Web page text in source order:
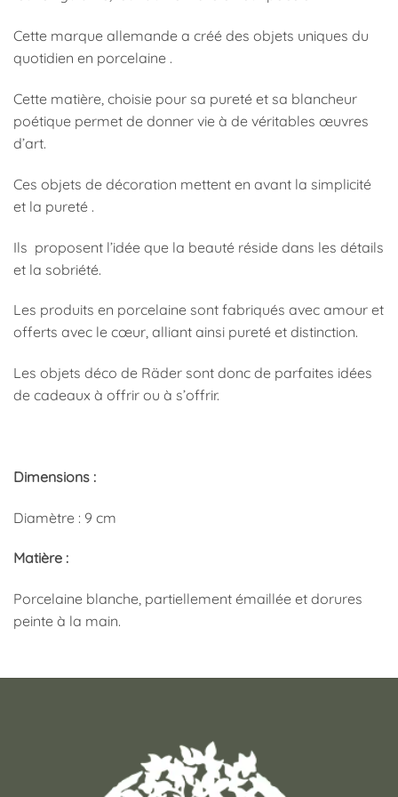
Cette marque allemande a créé des objets uniques du
quotidien en porcelaine .
Cette matière, choisie pour sa pureté et sa blancheur
poétique permet de donner vie à de véritables œuvres
d’art.
Ces objets de décoration mettent en avant la simplicité
et la pureté .
Ils proposent l’idée que la beauté réside dans les détails
et la sobriété.
Les produits en porcelaine sont fabriqués avec amour et
offerts avec le cœur, alliant ainsi pureté et distinction.
Les objets déco de Räder sont donc de parfaites idées
de cadeaux à offrir ou à s’offrir.
Dimensions :
Diamètre : 9 cm
Matière :
Porcelaine blanche, partiellement émaillée et dorures
peinte à la main.